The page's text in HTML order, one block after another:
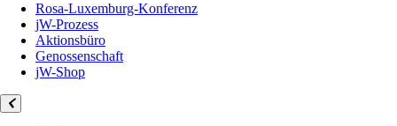
Rosa-Luxemburg-Konferenz
jW-Prozess
Aktionsbüro
Genossenschaft
jW-Shop